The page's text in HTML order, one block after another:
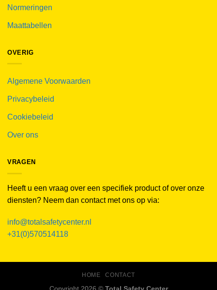
Normeringen
Maattabellen
OVERIG
Algemene Voorwaarden
Privacybeleid
Cookiebeleid
Over ons
VRAGEN
Heeft u een vraag over een specifiek product of over onze
diensten? Neem dan contact met ons op via:
info@totalsafetycenter.nl
+31(0)570514118
HOME CONTACT